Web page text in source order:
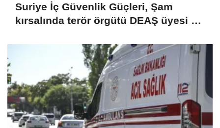
Suriye İç Güvenlik Güçleri, Şam
kırsalında terör örgütü DEAŞ üyesi 2